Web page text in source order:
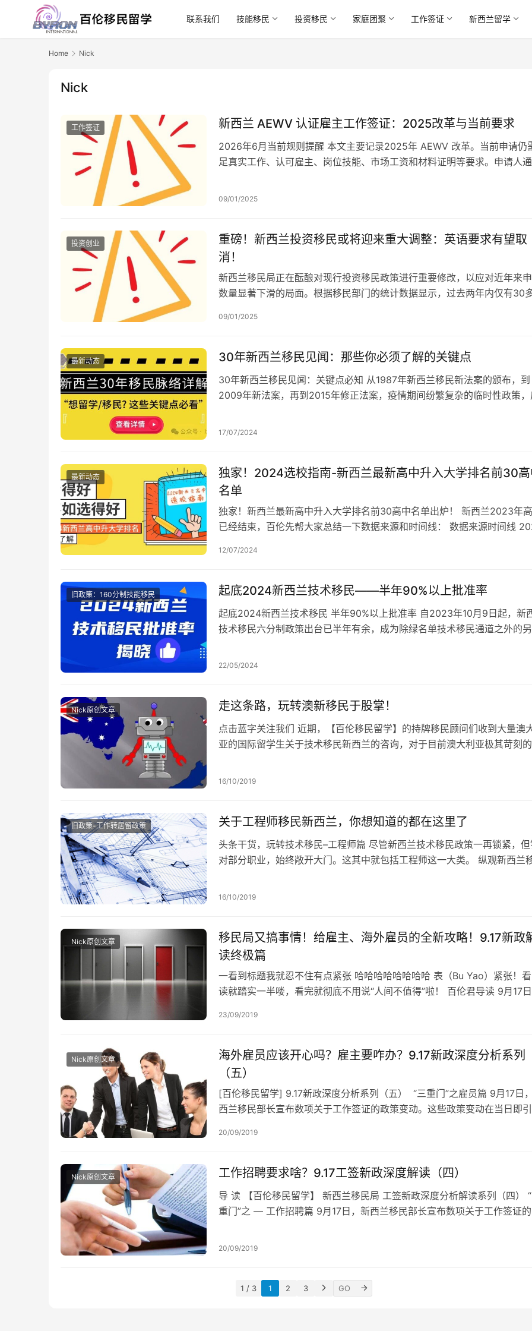
联系我们 技能移民 投资移民 家庭团聚 工作签证 新西兰留学
Home Nick
Nick
工作签证 新西兰 AEWV 认证雇主工作签证：2025改革与当前要求
2026年6月当前规则提醒 本文主要记录2025年 AEWV 改革。当前申请仍
足真实工作、认可雇主、岗位技能、市场工资和材料证明等要求。申请人通
09/01/2025
投资创业
重磅！新西兰投资移民或将迎来重大调整：英语要求有望取
消！
新西兰移民局正在酝酿对现行投资移民政策进行重要修改，以应对近年来
数量显著下滑的局面。根据移民部门的统计数据显示，过去两年内仅有30
09/01/2025
最新动态 30年新西兰移民见闻：那些你必须了解的关键点
30年新西兰移民见闻：关键点必知 从1987年新西兰移民新法案的颁布，到
2009年新法案，再到2015年修正法案，疫情期间纷繁复杂的临时性政策
17/07/2024
最新动态
独家！2024选校指南-新西兰最新高中升入大学排名前30高
名单
独家！新西兰最新高中升入大学排名前30高中名单出炉！ 新西兰2023年
已经结束，百伦先帮大家总结一下数据来源和时间线： 数据来源时间线
12/07/2024
旧政策：160分制技能移民 起底2024新西兰技术移民——半年90%以上批准率
起底2024新西兰技术移民 半年90%以上批准率 自2023年10月9日起，新
技术移民六分制政策出台已半年有余，成为除绿名单技术移民通道之外的另
22/05/2024
Nick原创文章 走这条路，玩转澳新移民于股掌！
点击蓝字关注我们 近期，【百伦移民留学】的持牌移民顾问们收到大量澳
亚的国际留学生关于技术移民新西兰的咨询，对于目前澳大利亚极其苛刻的
16/10/2019
旧政策-工作转居留政策 关于工程师移民新西兰，你想知道的都在这里了
头条干货，玩转技术移民–工程师篇 尽管新西兰技术移民政策一再锁紧，
对部分职业，始终敞开大门。这其中就包括工程师这一大类。 纵观新西兰
16/10/2019
Nick原创文章
移民局又搞事情！给雇主、海外雇员的全新攻略！9.17新政
读终极篇
一看到标题我就忍不住有点紧张 哈哈哈哈哈哈哈哈 表（Bu Yao）紧张！
读就踏实一半喽，看完就彻底不用说“人间不值得”啦！ 百伦君导读 9月17日
23/09/2019
Nick原创文章
海外雇员应该开心吗？雇主要咋办？9.17新政深度分析系列
（五）
[百伦移民留学] 9.17新政深度分析系列（五） “三重门”之雇员篇 9月17日
西兰移民部长宣布数项关于工作签证的政策变动。这些政策变动在当日即引
20/09/2019
Nick原创文章 工作招聘要求啥？9.17工签新政深度解读（四）
导 读 【百伦移民留学】 新西兰移民局 工签新政深度分析解读系列（四）
重门”之 — 工作招聘篇 9月17日，新西兰移民部长宣布数项关于工作签证的
20/09/2019
1 / 3 1 2 3